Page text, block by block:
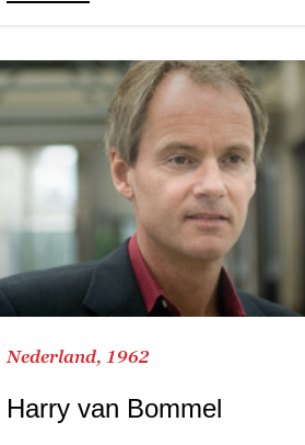
Nederland, 1962
Harry van Bommel